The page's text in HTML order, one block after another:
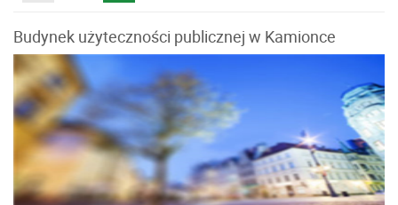
Budynek użyteczności publicznej w Kamionce